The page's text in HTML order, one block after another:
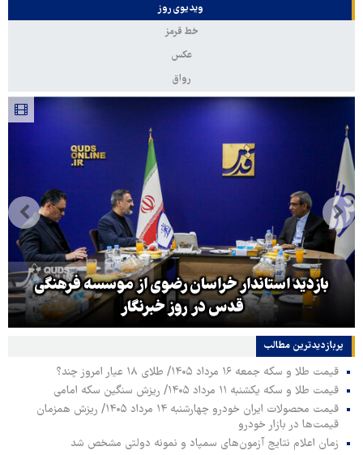
ویدیوی روز
خط قرمز
عکس
رواق
بازدید استاندار خراسان رضوی از موسسه فرهنگی
قدس در روز خبرنگار
پربازدیدترین‌ مطالب
قیمت طلا و سکه جمعه ۱۶ مرداد ۱۴۰۵/ طلای ۱۸ عیار امروز چند؟
قیمت طلا و سکه یکشنبه ۱۱ مرداد ۱۴۰۵/ ریزش سنگین سکه امامی
قیمت محصولات ایران خودرو چهارشنبه ۱۴ مرداد ۱۴۰۵/ ریزش همزمان
قیمت‌ها در بازار خودرو
زمان اعلام نتایج آزمون‌های سمپاد و نمونه دولتی مشخص شد